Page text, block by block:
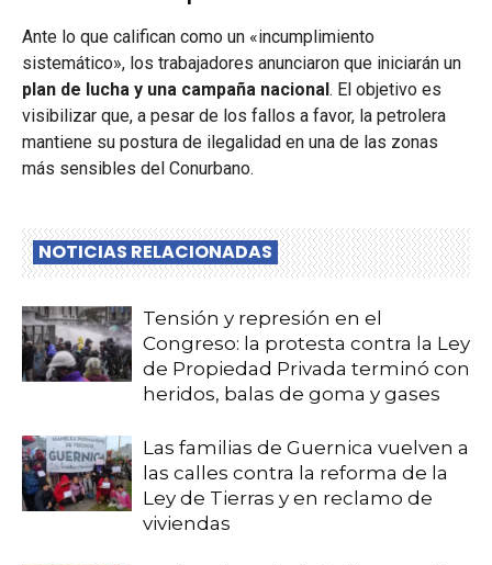
Ante lo que califican como un «incumplimiento
sistemático», los trabajadores anunciaron que iniciarán un
plan de lucha y una campaña nacional. El objetivo es
visibilizar que, a pesar de los fallos a favor, la petrolera
mantiene su postura de ilegalidad en una de las zonas
más sensibles del Conurbano.
NOTICIAS RELACIONADAS
Tensión y represión en el
Congreso: la protesta contra la Ley
de Propiedad Privada terminó con
heridos, balas de goma y gases
Las familias de Guernica vuelven a
las calles contra la reforma de la
Ley de Tierras y en reclamo de
viviendas